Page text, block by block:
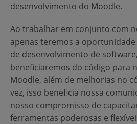
desenvolvimento do Moodle.
Ao trabalhar em conjunto com
apenas teremos a
de desenvolvimento de
beneficiaremos do código para
Moodle, além de melhorias no
vez, isso beneficia nossa
nosso compromisso de
ferramentas poderosas e